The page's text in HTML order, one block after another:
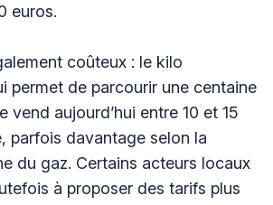
euros.
coûteux : le kilo
permet de parcourir une centaine
vend aujourd’hui entre 10 et 15
parfois davantage selon la
du gaz. Certains acteurs locaux
à proposer des tarifs plus